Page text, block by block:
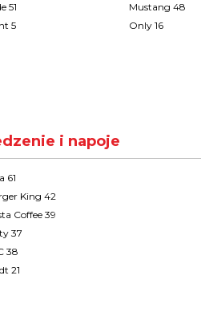
51
5
Mustang 48
Only 16
i napoje
61
King 42
Coffee 39
37
38
21